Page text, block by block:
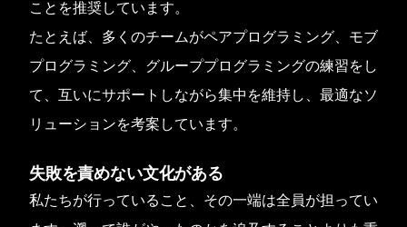
ことを推奨しています。
たとえば、多くのチームがペアプログラミング、モブ
プログラミング、グループプログラミングの練習をし
て、互いにサポートしながら集中を維持し、最適なソ
リューションを考案しています。
失敗を責めない文化がある
私たちが行っていること、その一端は全員が担ってい